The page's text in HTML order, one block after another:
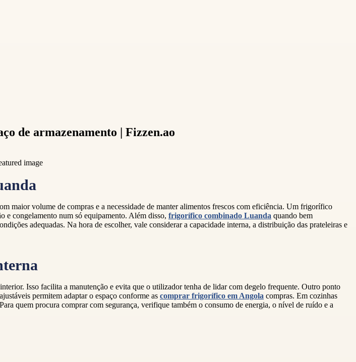
de armazenamento | Fizzen.ao
maior volume de compras e a necessidade de manter alimentos frescos com eficiência. Um frigorífico
e congelamento num só equipamento. Além disso, frigorífico combinado Luanda quando bem
adequadas. Na hora de escolher, vale considerar a capacidade interna, a distribuição das prateleiras e
Isso facilita a manutenção e evita que o utilizador tenha de lidar com degelo frequente. Outro ponto
permitem adaptar o espaço conforme as comprar frigorífico em Angola compras. Em cozinhas
quem procura comprar com segurança, verifique também o consumo de energia, o nível de ruído e a